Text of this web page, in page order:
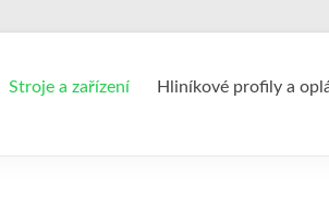
Stroje a zařízení Hliníkové profily a